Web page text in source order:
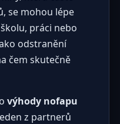
se mohou lépe
práci nebo
odstranění
čem skutečně
výhody nofapu
z partnerů